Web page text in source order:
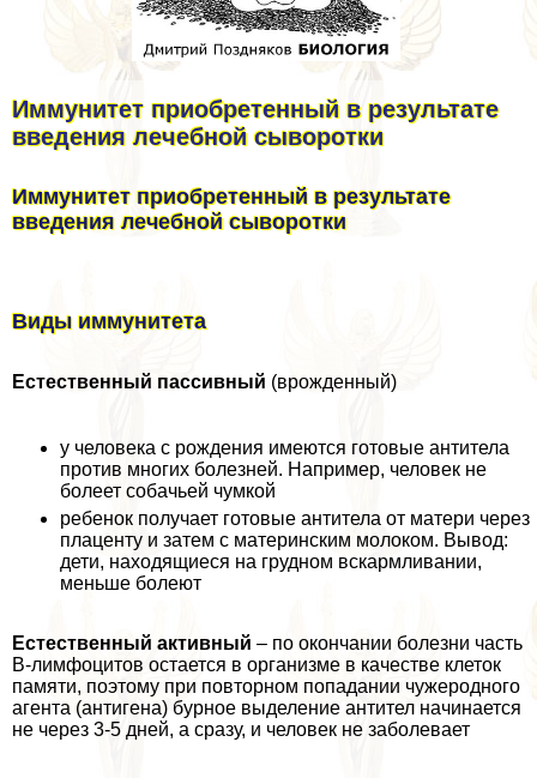
Иммунитет приобретенный в результате
введения лечебной сыворотки
Иммунитет приобретенный в результате
введения лечебной сыворотки
Виды иммунитета
Естественный пассивный (врожденный)
у человека с рождения имеются готовые антитела
против многих болезней. Например, человек не
болеет собачьей чумкой
ребенок получает готовые антитела от матери через
плаценту и затем с материнским молоком. Вывод:
дети, находящиеся на грудном вскармливании,
меньше болеют
Естественный активный – по окончании болезни часть
В-лимфоцитов остается в организме в качестве клеток
памяти, поэтому при повторном попадании чужеродного
агента (антигена) бурное выделение антител начинается
не через 3-5 дней, а сразу, и человек не заболевает